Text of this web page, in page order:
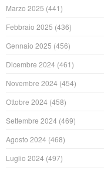
Marzo 2025 (441)
Febbraio 2025 (436)
Gennaio 2025 (456)
Dicembre 2024 (461)
Novembre 2024 (454)
Ottobre 2024 (458)
Settembre 2024 (469)
Agosto 2024 (468)
Luglio 2024 (497)